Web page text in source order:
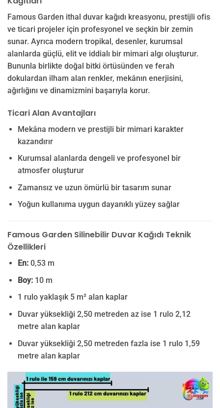
Famous Garden ithal duvar kağıdı kreasyonu, prestijli ofis
ve ticari projeler için profesyonel ve seçkin bir zemin
sunar. Ayrıca modern tropikal, desenler, kurumsal
alanlarda güçlü, elit ve iddialı bir mimari algı oluşturur.
Bununla birlikte doğal bitki örtüsünden ve ferah
dokulardan ilham alan renkler, mekânın enerjisini,
ağırlığını ve dinamizmini başarıyla korur.
Ticari Alan Avantajları
Mekâna modern ve prestijli bir mimari karakter
kazandırır
Kurumsal alanlarda dengeli ve profesyonel bir
atmosfer oluşturur
Zamansız ve uzun ömürlü bir tasarım sunar
Yoğun kullanıma uygun dayanıklı yüzey sağlar
Famous Garden Silinebilir Duvar Kağıdı Teknik
Özellikleri
En:0,53 m
Boy:10 m
1 rulo yaklaşık 5 m² alan kaplar
Duvar yüksekliği 2,50 metreden az ise 1 rulo 2,12
metre alan kaplar
Duvar yüksekliği 2,50 metreden fazla ise 1 rulo 1,59
metre alan kaplar